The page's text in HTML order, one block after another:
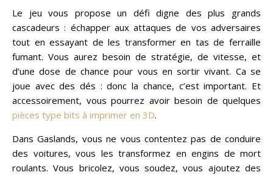
Le jeu vous propose un défi digne des plus grands
cascadeurs : échapper aux attaques de vos adversaires
tout en essayant de les transformer en tas de ferraille
fumant. Vous aurez besoin de stratégie, de vitesse, et
d’une dose de chance pour vous en sortir vivant. Ca se
joue avec des dés : donc la chance, c’est important. Et
accessoirement, vous pourrez avoir besoin de quelques
pièces type bits à imprimer en 3D.
Dans Gaslands, vous ne vous contentez pas de conduire
des voitures, vous les transformez en engins de mort
roulants. Vous bricolez, vous soudez, vous ajoutez des